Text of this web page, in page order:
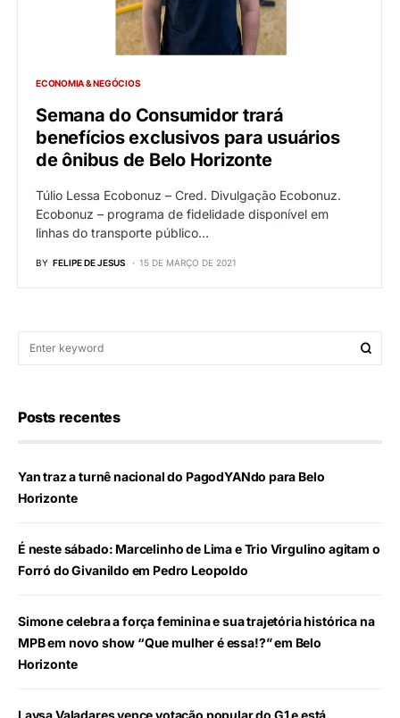
ECONOMIA & NEGÓCIOS
Semana do Consumidor trará
benefícios exclusivos para usuários
de ônibus de Belo Horizonte
Túlio Lessa Ecobonuz – Cred. Divulgação Ecobonuz.
Ecobonuz – programa de fidelidade disponível em
linhas do transporte público…
BY FELIPE DE JESUS 15 DE MARÇO DE 2021
Posts recentes
Yan traz a turnê nacional do PagodYANdo para Belo
Horizonte
É neste sábado: Marcelinho de Lima e Trio Virgulino agitam o
Forró do Givanildo em Pedro Leopoldo
Simone celebra a força feminina e sua trajetória histórica na
MPB em novo show “Que mulher é essa!?” em Belo
Horizonte
Laysa Valadares vence votação popular do G1 e está